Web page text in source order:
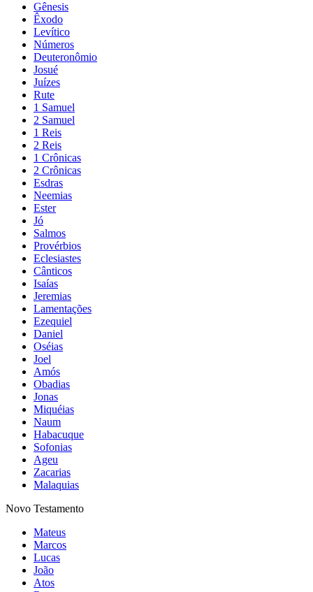
Gênesis
Êxodo
Levítico
Números
Deuteronômio
Josué
Juízes
Rute
1 Samuel
2 Samuel
1 Reis
2 Reis
1 Crônicas
2 Crônicas
Esdras
Neemias
Ester
Jó
Salmos
Provérbios
Eclesiastes
Cânticos
Isaías
Jeremias
Lamentações
Ezequiel
Daniel
Oséias
Joel
Amós
Obadias
Jonas
Miquéias
Naum
Habacuque
Sofonias
Ageu
Zacarias
Malaquias
Novo Testamento
Mateus
Marcos
Lucas
João
Atos